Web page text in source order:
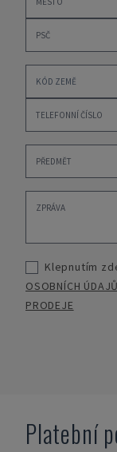
Klepnutím
OSOBNÍCH ÚDAJŮ
PRODEJE
Platební